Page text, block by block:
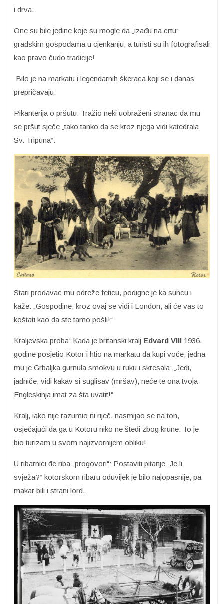
i drva.
One su bile jedine koje su mogle da „izađu na crtu“
gradskim gospođama u cjenkanju, a turisti su ih fotografisali
kao pravo čudo tradicije!
Bilo je na markatu i legendarnih škeraca koji se i danas
prepričavaju:
Pikanterija o pršutu: Tražio neki uobraženi stranac da mu
se pršut sječe „tako tanko da se kroz njega vidi katedrala
Sv. Tripuna“.
Stari prodavac mu odreže feticu, podigne je ka suncu i
kaže: „Gospodine, kroz ovaj se vidi i London, ali će vas to
koštati kao da ste tamo pošli!“
Kraljevska proba: Kada je britanski kralj Edvard VIII 1936.
godine posjetio Kotor i htio na markatu da kupi voće, jedna
mu je Grbaljka gurnula smokvu u ruku i skresala: „Jedi,
jadniče, vidi kakav si suglisav (mršav), neće te ona tvoja
Engleskinja imat za šta uvatit!“
Kralj, iako nije razumio ni riječ, nasmijao se na ton,
osjećajući da ga u Kotoru niko ne štedi zbog krune. To je
bio turizam u svom najizvornijem obliku!
U ribarnici đe riba „progovori“: Postaviti pitanje „Je li
svježa?“ kotorskom ribaru oduvijek je bilo najopasnije, pa
makar bili i strani lord.